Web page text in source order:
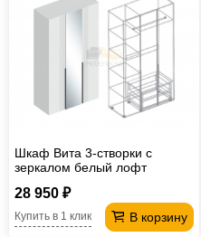
Шкаф Вита 3-створки с
зеркалом белый лофт
28 950 ₽
В корзину
Купить в 1 клик